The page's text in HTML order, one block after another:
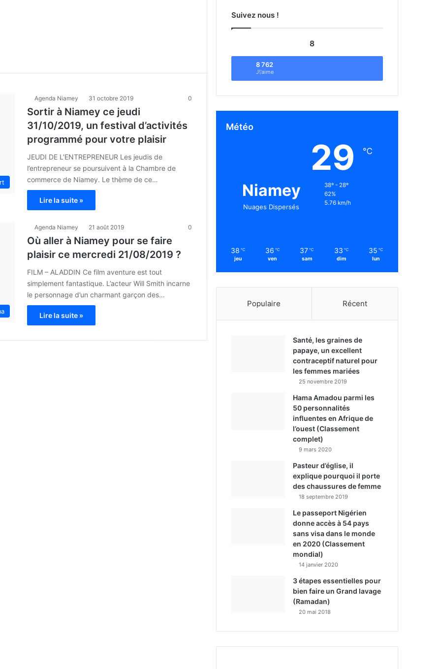
Agenda Niamey 31 octobre 2019 0
Sortir à Niamey ce jeudi
31/10/2019, un festival d’activités
programmé pour votre plaisir
JEUDI DE L’ENTREPRENEUR Les jeudis de
l’entrepreneur se poursuivent à la Chambre de
commerce de Niamey. Le thème de ce…
Lire la suite »
Agenda Niamey 21 août 2019 0
Où aller à Niamey pour se faire
plaisir ce mercredi 21/08/2019 ?
FILM – ALADDIN Ce film aventure est tout
simplement fantastique. L’acteur Will Smith incarne
le personnage d’un charmant garçon des…
Lire la suite »
Suivez nous !
8
8 762
J\'aime
Météo
Niamey
Nuages Dispersés
29 ℃
38º - 28º
62%
5.76 km/h
38 ℃
jeu
36 ℃
ven
37 ℃
sam
33 ℃
dim
35 ℃
lun
Populaire Récent
Santé, les graines de
papaye, un excellent
contraceptif naturel pour
les femmes mariées
25 novembre 2019
Hama Amadou parmi les
50 personnalités
influentes en Afrique de
l’ouest (Classement
complet)
9 mars 2020
Pasteur d’église, il
explique pourquoi il porte
des chaussures de femme
18 septembre 2019
Le passeport Nigérien
donne accès à 54 pays
sans visa dans le monde
en 2020 (Classement
mondial)
14 janvier 2020
3 étapes essentielles pour
bien faire un Grand lavage
(Ramadan)
20 mai 2018